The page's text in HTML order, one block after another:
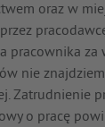
oraz w
pracownika za
nie
Zatrudnienie
o pracę